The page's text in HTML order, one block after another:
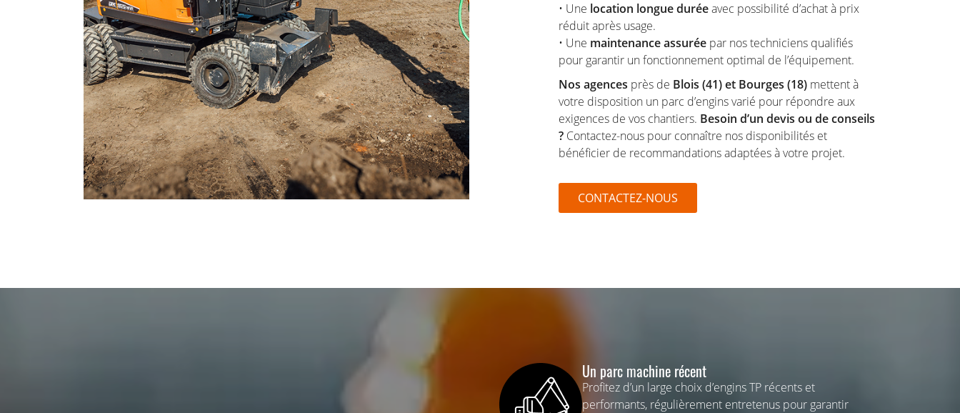
• Une location longue duréeavec possibilité d’achat à prix
réduit après usage.
• Une maintenance assurée par nos techniciens qualifiés
pour garantir un fonctionnement optimal de l’équipement.
Nos agences près de Blois (41) et Bourges (18) mettent à
votre disposition un parc d’engins varié pour répondre aux
exigences de vos chantiers. Besoin d’un devis ou de conseils
? Contactez-nous pour connaître nos disponibilités et
bénéficier de recommandations adaptées à votre projet.
CONTACTEZ-NOUS
Un parc machine récent
Profitez d’un large choix d’engins TP récents et
performants, régulièrement entretenus pour garantir